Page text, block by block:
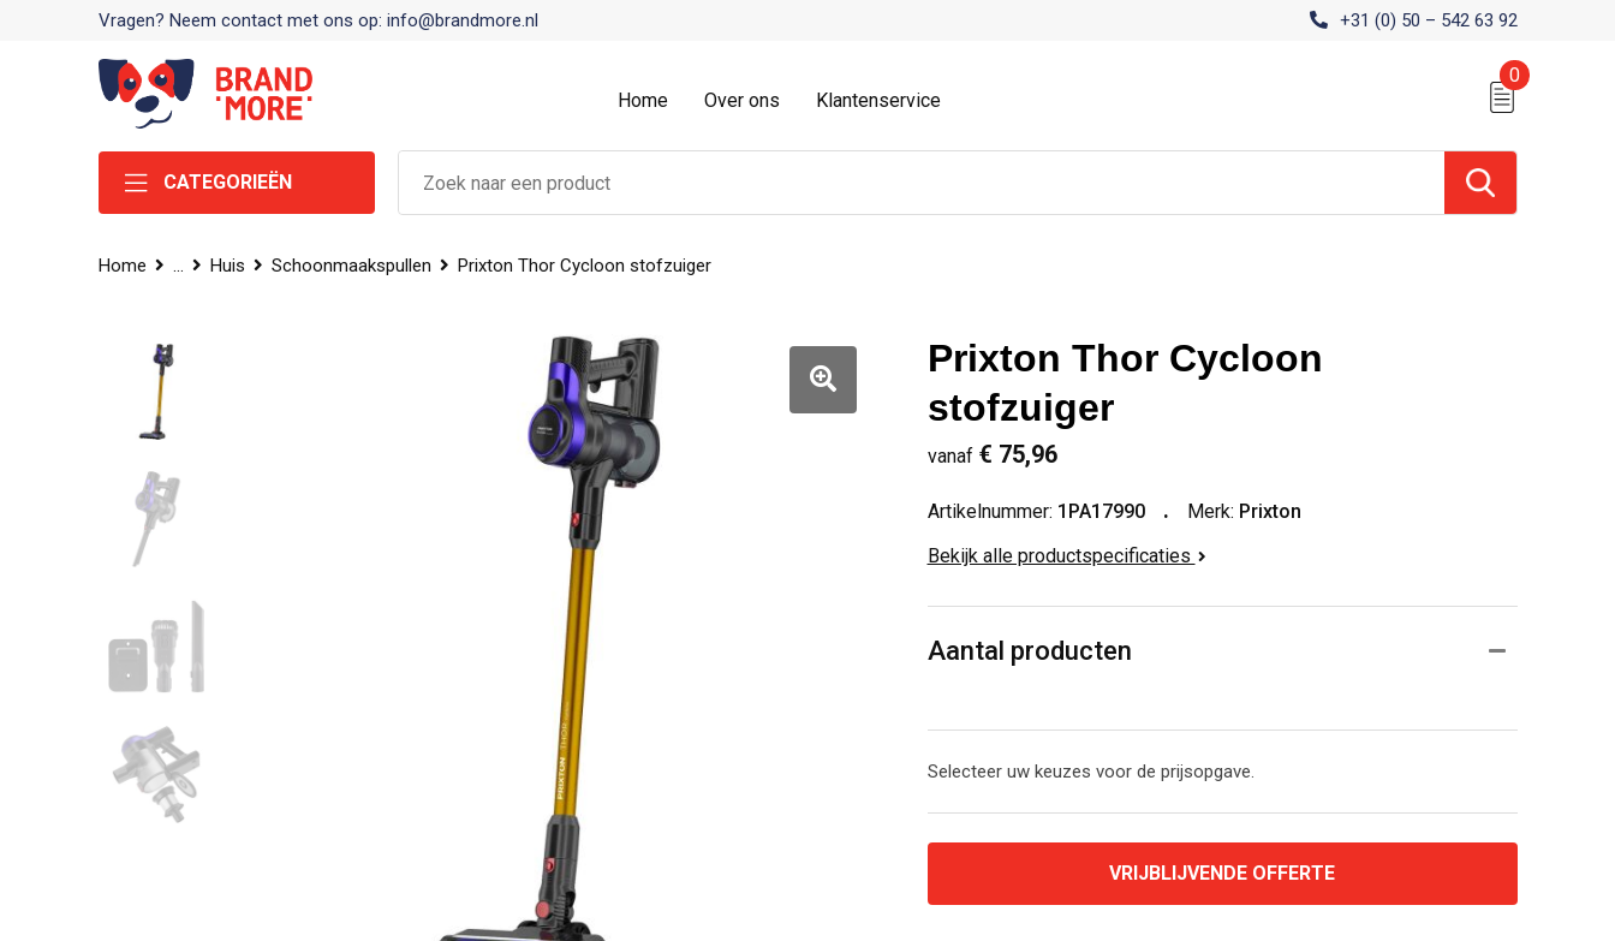
Vragen? Neem contact met ons op: info@brandmore.nl +31 (0) 50 – 542 63 92
Home Over ons Klantenservice
0
CATEGORIEËN
Home ... Huis Schoonmaakspullen Prixton Thor Cycloon stofzuiger
Prixton Thor Cycloon
stofzuiger
vanaf € 75,96
Artikelnummer: 1PA17990 Merk: Prixton
Bekijk alle productspecificaties
Aantal producten
Selecteer uw keuzes voor de prijsopgave.
VRIJBLIJVENDE OFFERTE